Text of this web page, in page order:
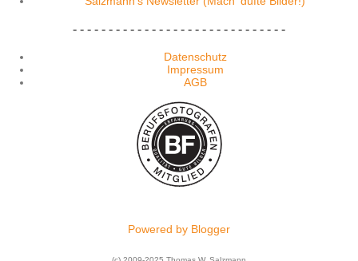
- - - - - - - - - - - - - - - - - - - - - - - - - - - - - -
Datenschutz
Impressum
AGB
Powered by Blogger